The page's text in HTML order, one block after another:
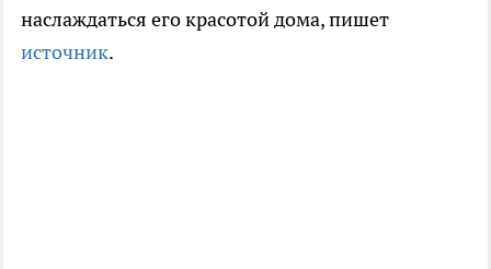
наслаждаться его красотой дома, пишет
источник.